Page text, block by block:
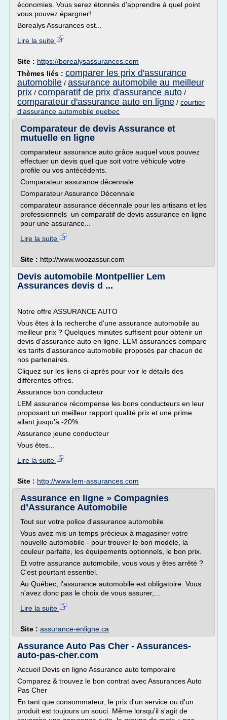
économies. Vous serez étonnés d'apprendre à quel point
vous pouvez épargner!
Borealys Assurances est...
Lire la suite
Site : https://borealysassurances.com
Thèmes liés : comparer les prix d'assurance
automobile / assurance automobile au meilleur
prix / comparatif de prix d'assurance auto /
comparateur d'assurance auto en ligne / courtier
d'assurance automobile quebec
Comparateur de devis Assurance et
mutuelle en ligne
comparateur assurance auto grâce auquel vous pouvez
effectuer un devis quel que soit votre véhicule votre
profile ou vos antécédents.
Comparateur assurance décennale
Comparateur Assurance Décennale
comparateur assurance décennale pour les artisans et les
professionnels un comparatif de devis assurance en ligne
pour une assurance...
Lire la suite
Site : http://www.woozassur.com
Devis automobile Montpellier Lem
Assurances devis d ...
Notre offre ASSURANCE AUTO
Vous êtes à la recherche d'une assurance automobile au
meilleur prix ? Quelques minutes suffisent pour obtenir un
devis d'assurance auto en ligne. LEM assurances compare
les tarifs d'assurance automobile proposés par chacun de
nos partenaires.
Cliquez sur les liens ci-après pour voir le détails des
différentes offres.
Assurance bon conducteur
LEM assurance récompense les bons conducteurs en leur
proposant un meilleur rapport qualité prix et une prime
allant jusqu'à -20%.
Assurance jeune conducteur
Vous êtes...
Lire la suite
Site : http://www.lem-assurances.com
Assurance en ligne » Compagnies
d’Assurance Automobile
Tout sur votre police d'assurance automobile
Vous avez mis un temps précieux à magasiner votre
nouvelle automobile - pour trouver le bon modèle, la
couleur parfaite, les équipements optionnels, le bon prix.
Et votre assurance automobile, vous vous y êtes arrêté ?
C'est pourtant essentiel.
Au Québec, l'assurance automobile est obligatoire. Vous
n'avez donc pas le choix de vous assurer,...
Lire la suite
Site : assurance-enligne.ca
Assurance Auto Pas Cher - Assurances-
auto-pas-cher.com
Accueil Devis en ligne Assurance auto temporaire
Comparez & trouvez le bon contrat avec Assurances Auto
Pas Cher
En tant que consommateur, le prix d'un service ou d'un
produit est toujours un souci. Même lorsqu'il s'agit de